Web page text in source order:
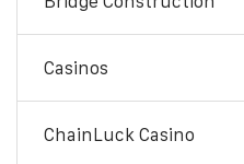
Casinos
ChainLuck Casino